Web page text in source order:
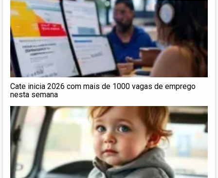
Cate inicia 2026 com mais de 1000 vagas de emprego
nesta semana